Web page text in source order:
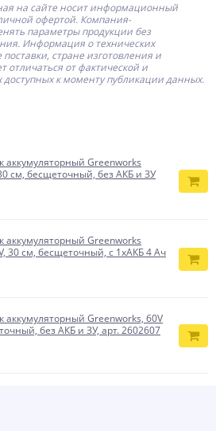
на сайте носит информационный
офертой. Компания-
параметры продукции без
Информация о технических
стране изготовления и
от фактической и
доступных к моменту публикации данных.
аккумуляторный Greenworks
см, бесщеточный, без АКБ и ЗУ
аккумуляторный Greenworks
30 см, бесщеточный, с 1хАКБ 4 Ач
аккумуляторный Greenworks, 60V
без АКБ и ЗУ, арт. 2602607